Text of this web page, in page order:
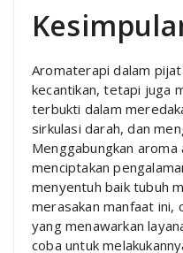
Aromaterapi dalam
kecantikan, tetapi juga
terbukti dalam
sirkulasi darah, dan
Menggabungkan
menciptakan
menyentuh baik tubuh
merasakan manfaat ini,
yang menawarkan
coba untuk